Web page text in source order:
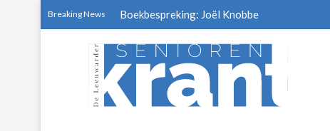
Breaking News Boekbespreking: Joël Knobbe